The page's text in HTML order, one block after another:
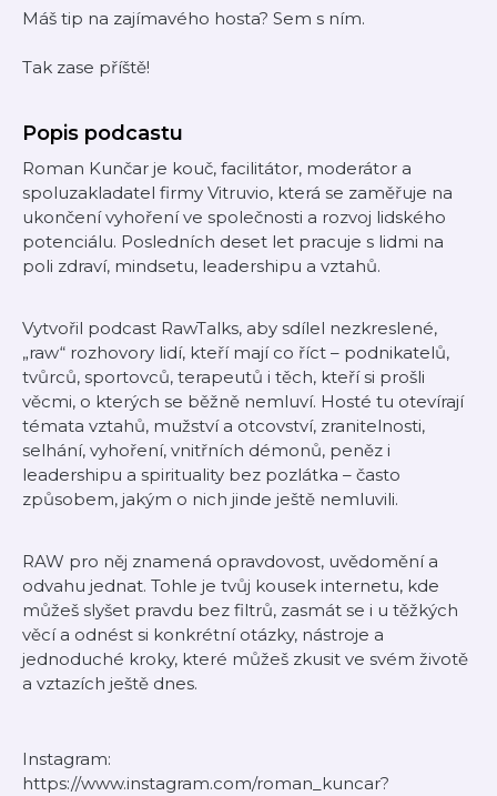
Máš tip na zajímavého hosta? Sem s ním.
Tak zase příště!
Popis podcastu
Roman Kunčar je kouč, facilitátor, moderátor a
spoluzakladatel firmy Vitruvio, která se zaměřuje na
ukončení vyhoření ve společnosti a rozvoj lidského
potenciálu. Posledních deset let pracuje s lidmi na
poli zdraví, mindsetu, leadershipu a vztahů.
Vytvořil podcast RawTalks, aby sdílel nezkreslené,
„raw“ rozhovory lidí, kteří mají co říct – podnikatelů,
tvůrců, sportovců, terapeutů i těch, kteří si prošli
věcmi, o kterých se běžně nemluví. Hosté tu otevírají
témata vztahů, mužství a otcovství, zranitelnosti,
selhání, vyhoření, vnitřních démonů, peněz i
leadershipu a spirituality bez pozlátka – často
způsobem, jakým o nich jinde ještě nemluvili.
RAW pro něj znamená opravdovost, uvědomění a
odvahu jednat. Tohle je tvůj kousek internetu, kde
můžeš slyšet pravdu bez filtrů, zasmát se i u těžkých
věcí a odnést si konkrétní otázky, nástroje a
jednoduché kroky, které můžeš zkusit ve svém životě
a vztazích ještě dnes.
Instagram:
https://www.instagram.com/roman_kuncar?